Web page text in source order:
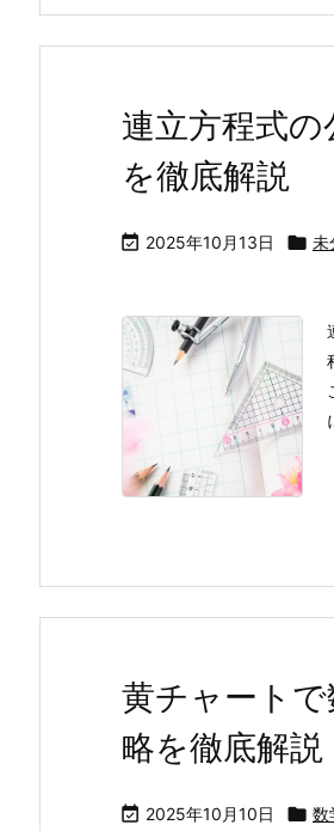
連立方程式
を徹底解説
 2025年10月13日  未
黄チャート
略を徹底解説
 2025年10月10日  数